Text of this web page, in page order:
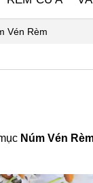
Vén Rèm
Núm Vén